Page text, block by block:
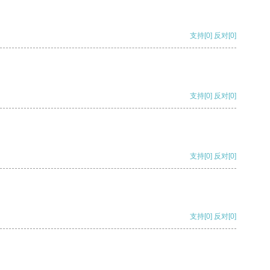
支持[0] 反对[0]
支持[0] 反对[0]
支持[0] 反对[0]
支持[0] 反对[0]